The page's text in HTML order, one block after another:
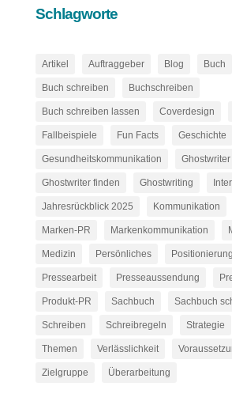
Schlagworte
Artikel Auftraggeber Blog Buch
Buch schreiben Buchschreiben
Buch schreiben lassen Coverdesign
Fallbeispiele Fun Facts Geschichte
Gesundheitskommunikation Ghostwriter
Ghostwriter finden Ghostwriting
Jahresrückblick 2025 Kommunikation
Marken-PR Markenkommunikation
Medizin Persönliches Positionierung
Pressearbeit Presseaussendung
Produkt-PR Sachbuch Sachbuch
Schreiben Schreibregeln Strategie
Themen Verlässlichkeit
Zielgruppe Überarbeitung